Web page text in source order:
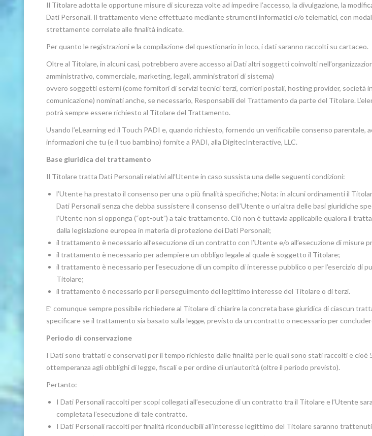
Il Titolare adotta le opportune misure di sicurezza volte ad impedire l’accesso, la divulgazione, la
Dati Personali. Il trattamento viene effettuato mediante strumenti informatici e/o telematici, con
strettamente correlate alle finalità indicate.
Per quanto le registrazioni e la compilazione del questionario in loco, i dati saranno raccolti su cartaceo.
Oltre al Titolare, in alcuni casi, potrebbero avere accesso ai Dati altri soggetti coinvolti
amministrativo, commerciale, marketing, legali, amministratori di sistema)
ovvero soggetti esterni (come fornitori di servizi tecnici terzi, corrieri postali, hosting provider, società
comunicazione) nominati anche, se necessario, Responsabili del Trattamento da parte del Titolare.
potrà sempre essere richiesto al Titolare del Trattamento.
Usando l’eLearning ed il Touch PADI e, quando richiesto, fornendo un verificabile consenso parentale,
informazioni che tu (e il tuo bambino) fornite a PADI, alla DigitecInteractive, LLC.
Base giuridica del trattamento
Il Titolare tratta Dati Personali relativi all’Utente in caso sussista una delle seguenti condizioni:
l’Utente ha prestato il consenso per una o più finalità specifiche; Nota: in alcuni ordinamenti il
Dati Personali senza che debba sussistere il consenso dell’Utente o un’altra delle basi giuridiche
l’Utente non si opponga (“opt-out”) a tale trattamento. Ciò non è tuttavia applicabile qualora il
dalla legislazione europea in materia di protezione dei Dati Personali;
il trattamento è necessario all’esecuzione di un contratto con l’Utente e/o all’esecuzione di misure
il trattamento è necessario per adempiere un obbligo legale al quale è soggetto il Titolare;
il trattamento è necessario per l’esecuzione di un compito di interesse pubblico o per l’esercizio di
Titolare;
il trattamento è necessario per il perseguimento del legittimo interesse del Titolare o di terzi.
E’ comunque sempre possibile richiedere al Titolare di chiarire la concreta base giuridica di ciascun
specificare se il trattamento sia basato sulla legge, previsto da un contratto o necessario per
Periodo di conservazione
I Dati sono trattati e conservati per il tempo richiesto dalle finalità per le quali sono stati raccolti e cioè
ottemperanza agli obblighi di legge, fiscali e per ordine di un’autorità (oltre il periodo previsto).
Pertanto:
I Dati Personali raccolti per scopi collegati all’esecuzione di un contratto tra il Titolare e l’Utente
completata l’esecuzione di tale contratto.
I Dati Personali raccolti per finalità riconducibili all’interesse legittimo del Titolare saranno